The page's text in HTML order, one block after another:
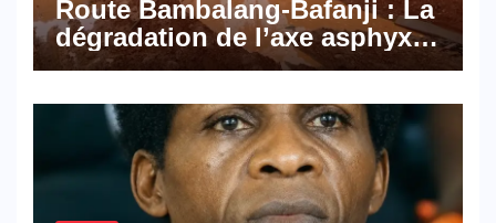
Route Bambalang-Bafanji : La
dégradation de l’axe asphyxie
les activités économiques